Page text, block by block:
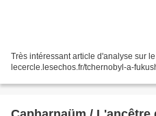
Très intéressant article d'analyse sur
lecercle.lesechos.fr/tchernobyl-a-